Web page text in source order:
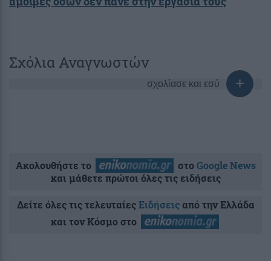
Σχόλια Αναγνωστών
σχολίασε και εσύ
Ακολουθήστε το στοGoogle News
και μάθετε πρώτοι όλες τις ειδήσεις
Δείτε όλες τις τελευταίεςΕιδήσειςαπό την Ελλάδα
και τον Κόσμο στο